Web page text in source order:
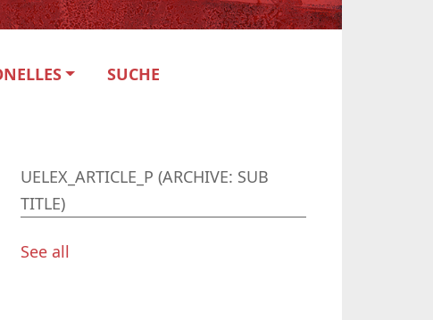
SUCHE
UELEX_ARTICLE_P (ARCHIVE: SUB
TITLE)
See all